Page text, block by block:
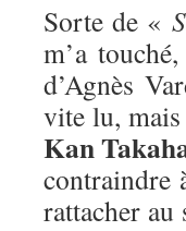
Sorte de «
m’a
d’Agnès
vite lu, mais
Kan
contraindre
rattacher au